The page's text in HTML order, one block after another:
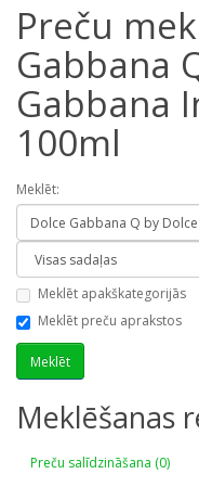
Preču
Gabbana
Gabbana
100ml
Meklēt:
Meklēt apakškategorijās
Meklēt preču aprakstos
Meklēšanas
Preču salīdzināšana (0)